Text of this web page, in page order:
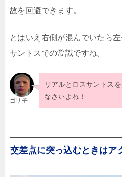
故を回避できます。
とはいえ右側が混んでいたら
サントスでの常識ですね。
ゴリ子
リアルとロスサントス
なさいよね！
交差点に突っ込むときはア